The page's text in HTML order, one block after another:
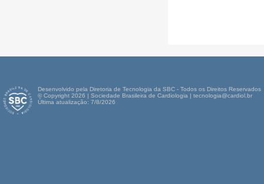
Desenvolvido pela Diretoria de Tecnologia da SBC - Todos os Direitos Reservados
© Copyright 2026 | Sociedade Brasileira de Cardiologia | tecnologia@cardiol.br
Última atualização: 7/8/2026